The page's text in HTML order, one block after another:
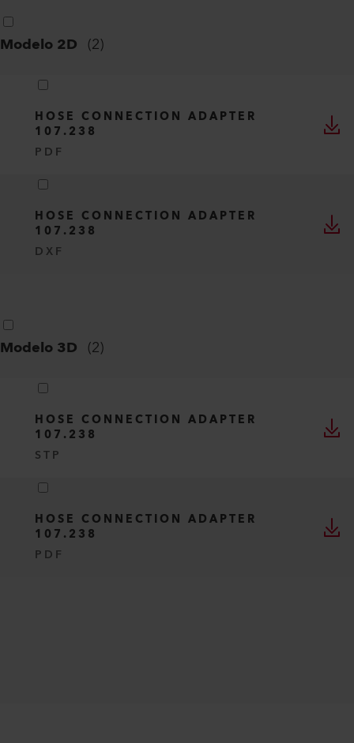
Modelo 2D (2)
HOSE CONNECTION ADAPTER
107.238
PDF
HOSE CONNECTION ADAPTER
107.238
DXF
Modelo 3D (2)
HOSE CONNECTION ADAPTER
107.238
STP
HOSE CONNECTION ADAPTER
107.238
PDF